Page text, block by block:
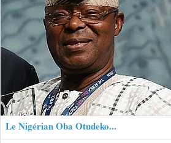
Le Nigérian Oba Otudeko...